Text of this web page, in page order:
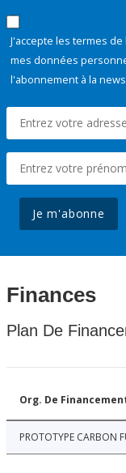
J'accepte les termes de
mes données
l'abonnement à la
Je m'abonne
Finances
Plan De
Org. De
PROTOTYPE CARBON